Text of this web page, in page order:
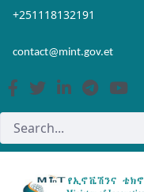
Skip to Main Content
Open Accessibility Menu
+251118132191
contact@mint.gov.et